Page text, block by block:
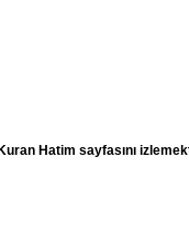
Hatim sayfasını